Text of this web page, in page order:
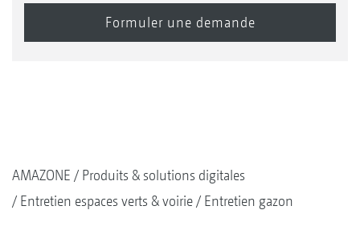
AMAZONE
Produits & solutions digitales
Entretien espaces verts & voirie
Entretien gazon